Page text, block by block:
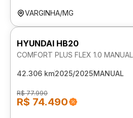
VARGINHA/MG
HYUNDAI HB20
COMFORT PLUS FLEX 1.0 MANUAL
42.306 km2025/2025MANUAL
R$ 77.990
R$ 74.490